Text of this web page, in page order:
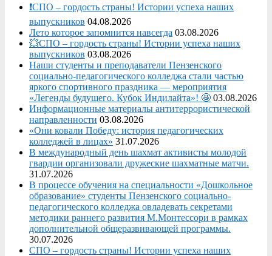
❗СПО – гордость страны! Истории успеха наших
выпускников 04.08.2026
Лето которое запомнится навсегда 03.08.2026
💥СПО – гордость страны! Истории успеха наших
выпускников 03.08.2026
Наши студенты и преподаватели Пензенского
социально‑педагогического колледжа стали частью
яркого спортивного праздника — мероприятия
«Легенды будущего. Кубок Индилайта»! 🤩 03.08.2026
Информационные материалы антитеррористической
направленности 03.08.2026
«Они ковали Победу: история педагогических
колледжей в лицах» 31.07.2026
В международный день шахмат активисты молодой
гвардии организовали дружеские шахматные матчи.
31.07.2026
В процессе обучения на специальности «Дошкольное
образование» студенты Пензенского социально-
педагогического колледжа овладевать секретами
методики раннего развития М.Монтессори в рамках
дополнительной общеразвивающей программы.
30.07.2026
СПО – гордость страны! Истории успеха наших